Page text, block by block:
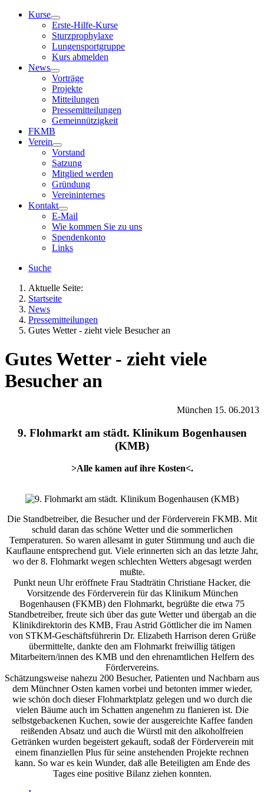
Kurse
Erste-Hilfe-Kurse
Sturzprophylaxe
Lungensportgruppe
Kurs abmelden
News
Vorträge
Projekte
Mitteilungen
Pressemitteilungen
Gemeinnützigkeit
FKMB
Verein
Vorstand
Satzung
Mitglied werden
Gründung
Vereininternes
Kontakt
E-Mail
Wie kommen Sie zu uns
Spendenkonto
Links
Suche
Aktuelle Seite:
Startseite
News
Pressemitteilungen
Gutes Wetter - zieht viele Besucher an
Gutes Wetter - zieht viele
Besucher an
München 15. 06.2013
9. Flohmarkt am städt. Klinikum Bogenhausen
(KMB)
>Alle kamen auf ihre Kosten<.
Die Standbetreiber, die Besucher und der Förderverein FKMB. Mit
schuld daran das schöne Wetter und die sommerlichen
Temperaturen. So waren allesamt in guter Stimmung und auch die
Kauflaune entsprechend gut. Viele erinnerten sich an das letzte Jahr,
wo der 8. Flohmarkt wegen schlechten Wetters abgesagt werden
mußte.
Punkt neun Uhr eröffnete Frau Stadträtin Christiane Hacker, die
Vorsitzende des Förderverein für das Klinikum München
Bogenhausen (FKMB) den Flohmarkt, begrüßte die etwa 75
Standbetreiber, freute sich über das gute Wetter und übergab an die
Klinikdirektorin des KMB, Frau Astrid Göttlicher die im Namen
von STKM-Geschäftsführerin Dr. Elizabeth Harrison deren Grüße
übermittelte, dankte den am Flohmarkt freiwillig tätigen
Mitarbeitern/innen des KMB und den ehrenamtlichen Helfern des
Fördervereins.
Schätzungsweise nahezu 200 Besucher, Patienten und Nachbarn aus
dem Münchner Osten kamen vorbei und betonten immer wieder,
wie schön doch dieser Flohmarktplatz gelegen und wo durch die
vielen Bäume auch im Schatten angenehm zu flanieren ist. Die
selbstgebackenen Kuchen, sowie der ausgereichte Kaffee fanden
reißenden Absatz und auch die Würstl mit den alkoholfreien
Getränken wurden begeistert gekauft, sodaß der Förderverein mit
einem finanziellen Plus für seine anstehenden Projekte rechnen
kann. So war es kein Wunder, daß alle Beteiligten am Ende des
Tages eine positive Bilanz ziehen konnten.